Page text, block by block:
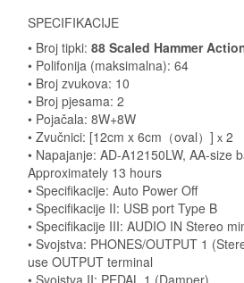
SPECIFIKACIJE
• Broj tipki: 88 Scaled Hammer
• Polifonija (maksimalna): 64
• Broj zvukova: 10
• Broj pjesama: 2
• Pojačala: 8W+8W
• Zvučnici: [12cm x 6cm（oval）]ｘ2
• Napajanje: AD-A12150LW, AA-size
Approximately 13 hours
• Specifikacije: Auto Power Off
• Specifikacije II: USB port Type B
• Specifikacije III: AUDIO IN Stereo
• Svojstva: PHONES/OUTPUT 1
use OUTPUT terminal
• Svojstva II: PEDAL 1 (Damper)